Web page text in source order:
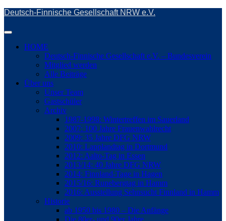
Skip
main
Deutsch-Finnische Gesellschaft NRW e.V.
Toggle
navigation
HOME
Deutsch-Finnische Gesellschaft e.V. – Bundesverein
Mitglied werden
Alle Beiträge
Über uns
Unser Team
Gastschüler
Archiv
1987-1998: Wintertreffen im Sauerland
2007: 100 Jahre Frauenwahlrecht
2009: 35 Jahre DFG NRW
2010: Lapplandtag in Dortmund
2012: Aalto-Tag in Essen
2013/14: 40 Jahre DFG NRW
2014: Finnland-Tage in Hagen
2015/16: Runebergtag in Hamm
2016: Ausstellung Sehnsucht Finnland in Hamm
Historie
ab 1950 bis 1980 – Die Anfänge
Die 80er- und 90er Jahre